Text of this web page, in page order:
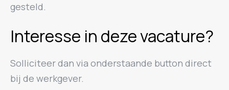
gesteld.
Interesse in deze vacature?
Solliciteer dan via onderstaande button direct
bij de werkgever.